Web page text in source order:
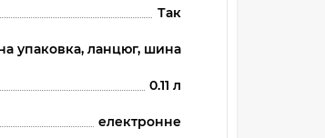
Так
упаковка, ланцюг, шина
0.11 л
електронне